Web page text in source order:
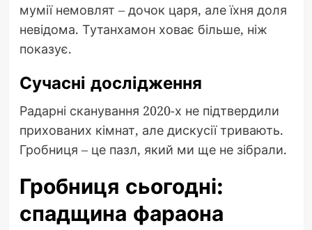
мумії немовлят – дочок царя, але їхня доля
невідома. Тутанхамон ховає більше, ніж
показує.
Сучасні дослідження
Радарні сканування 2020-х не підтвердили
прихованих кімнат, але дискусії тривають.
Гробниця – це пазл, який ми ще не зібрали.
Гробниця сьогодні:
спадщина фараона